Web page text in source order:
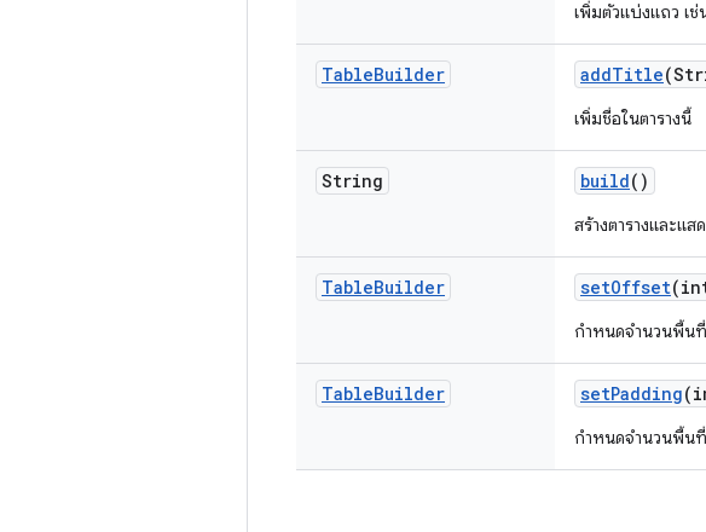
เพิ่มตัวแบ่งแถว
TableBuilder addTitle
เพิ่มชื่อในตารางนี้
String build()
สร้างตารางและแส
TableBuilder setOffset
กำหนดจำนวนพื้นที่
TableBuilder setPadding
กำหนดจำนวนพื้น